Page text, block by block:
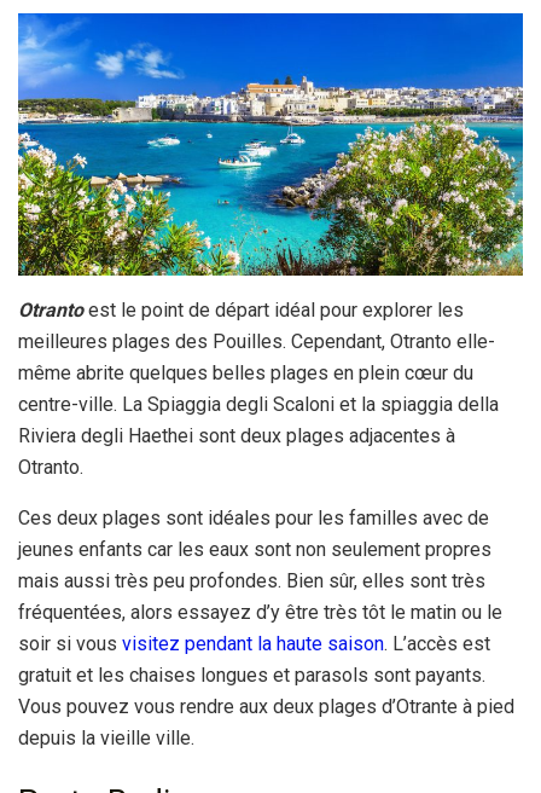
Otrantoest le point de départ idéal pour explorer les
meilleures plages des Pouilles. Cependant, Otranto elle-
même abrite quelques belles plages en plein cœur du
centre-ville. La Spiaggia degli Scaloni et la spiaggia della
Riviera degli Haethei sont deux plages adjacentes à
Otranto.
Ces deux plages sont idéales pour les familles avec de
jeunes enfants car les eaux sont non seulement propres
mais aussi très peu profondes. Bien sûr, elles sont très
fréquentées, alors essayez d’y être très tôt le matin ou le
soir si vous visitez pendant la haute saison. L’accès est
gratuit et les chaises longues et parasols sont payants.
Vous pouvez vous rendre aux deux plages d’Otrante à pied
depuis la vieille ville.